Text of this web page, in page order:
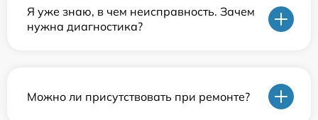
Я уже знаю, в чем неисправность. Зачем
нужна диагностика?
Можно ли присутствовать при ремонте?